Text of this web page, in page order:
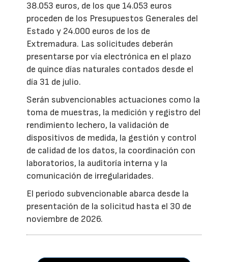
38.053 euros, de los que 14.053 euros
proceden de los Presupuestos Generales del
Estado y 24.000 euros de los de
Extremadura. Las solicitudes deberán
presentarse por vía electrónica en el plazo
de quince días naturales contados desde el
día 31 de julio.
Serán subvencionables actuaciones como la
toma de muestras, la medición y registro del
rendimiento lechero, la validación de
dispositivos de medida, la gestión y control
de calidad de los datos, la coordinación con
laboratorios, la auditoría interna y la
comunicación de irregularidades.
El periodo subvencionable abarca desde la
presentación de la solicitud hasta el 30 de
noviembre de 2026.